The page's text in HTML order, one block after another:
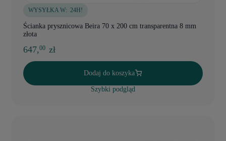
WYSYŁKA W: 24H!
Ścianka prysznicowa Beira 70 x 200 cm transparentna 8 mm
złota
647,00 zł
Dodaj do koszyka
Szybki podgląd